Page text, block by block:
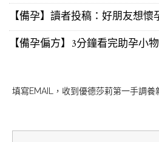
【備孕】讀者投稿：好朋友想
【備孕偏方】3分鐘看完助孕小
填寫EMAIL，收到優德莎莉第一手調養